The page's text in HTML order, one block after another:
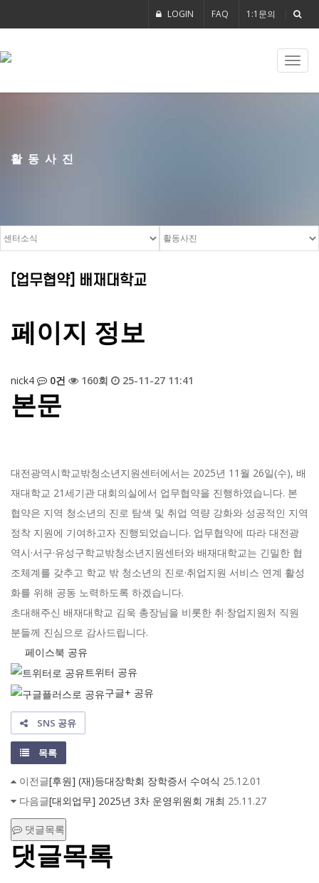
LOGIN FAQ 1:1문의
활동사진
[업무협약] 배재대학교
페이지 정보
nick4 0건 160회 25-11-27 11:41
본문
대전광역시학교밖청소년지원센터에서는 2025년 11월 26일(수), 배
재대학교 21세기관 대회의실에서 업무협약을 진행하였습니다. 본
협약은 지역 청소년의 진로 탐색 및 취업 역량 강화와 성공적인 지역
정착 지원에 기여하고자 진행되었습니다. 업무협약에 따라 대전광
역시·서구·유성구학교밖청소년지원센터와 배재대학교는 긴밀한 협
조체계를 갖추고 학교 밖 청소년의 진로·취업지원 서비스 연계 활성
화를 위해 공동 노력하도록 하겠습니다.
초대해주신 배재대학교 김욱 총장님을 비롯한 취·창업지원처 직원
분들께 진심으로 감사드립니다.
페이스북 공유
트위터 공유
구글+ 공유
SNS 공유
목록
이전글[후원] (재)등대장학회 장학증서 수여식 25.12.01
다음글[대외업무] 2025년 3차 운영위원회 개최 25.11.27
댓글목록
댓글목록